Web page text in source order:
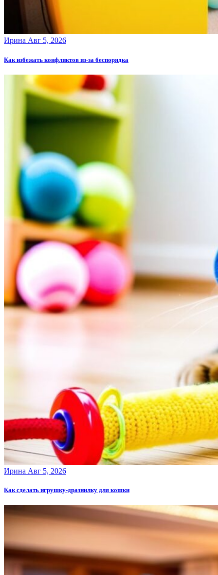
Ирина Авг 5, 2026
Как избежать конфликтов из-за беспорядка
Ирина Авг 5, 2026
Как сделать игрушку-дразнилку для кошки